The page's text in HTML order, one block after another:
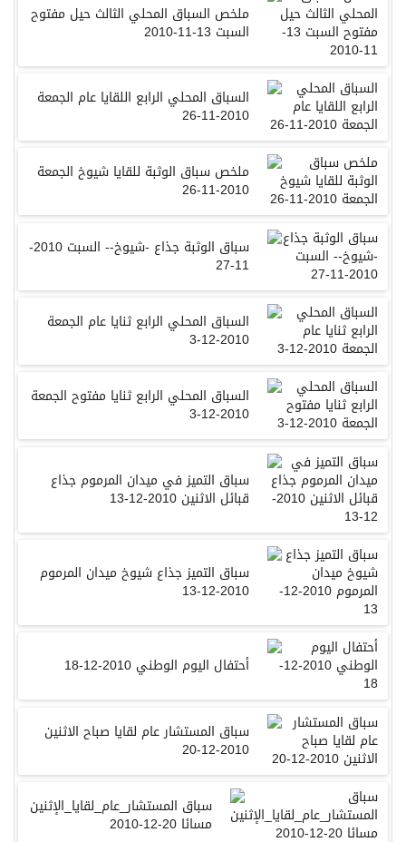
ملخص السباق المحلي الثالث حيل مفتوح
السبت 13-11-2010
السباق المحلي الرابع اللقايا عام الجمعة
2010-11-26
ملخص سباق الوثبة للقايا شيوخ الجمعة
2010-11-26
سباق الوثبة جذاع -شيوخ-- السبت 2010-
11-27
السباق المحلي الرابع ثنايا عام الجمعة
2010-12-3
السباق المحلي الرابع ثنايا مفتوح الجمعة
2010-12-3
سباق التميز في ميدان المرموم جذاع
قبائل الاثنين 2010-12-13
سباق التميز جذاع شيوخ ميدان المرموم
2010-12-13
أحتفال اليوم الوطني 2010-12-18
سباق المستشار عام لقايا صباح الاثنين
2010-12-20
سباق المستشار_عام_لقايا_الإثنين
مسائا 20-12-2010